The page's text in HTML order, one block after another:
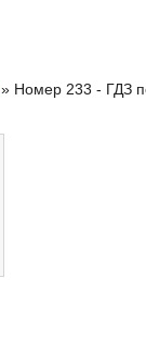
» Номер 233 - ГДЗ